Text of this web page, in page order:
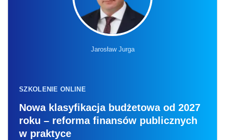
Jarosław Jurga
SZKOLENIE ONLINE
Nowa klasyfikacja budżetowa od 2027
roku – reforma finansów publicznych
w praktyce